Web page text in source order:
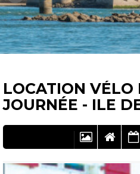
LOCATION VÉLO
JOURNÉE - ILE